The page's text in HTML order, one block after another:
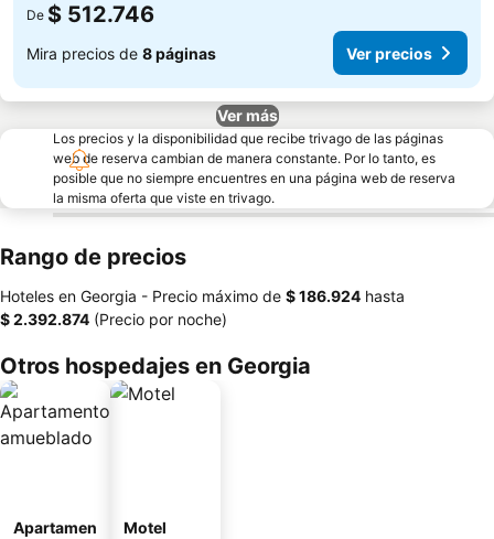
De $ 512.746
Mira precios de 8 páginas Ver precios
Ver más
Los precios y la disponibilidad que recibe trivago de las páginas
web de reserva cambian de manera constante. Por lo tanto, es
posible que no siempre encuentres en una página web de reserva
la misma oferta que viste en trivago.
Rango de precios
Hoteles en Georgia - Precio máximo de ‎$ 186.924 hasta
‎$ 2.392.874 (Precio por noche)
Otros hospedajes en Georgia
Apartamen
Motel